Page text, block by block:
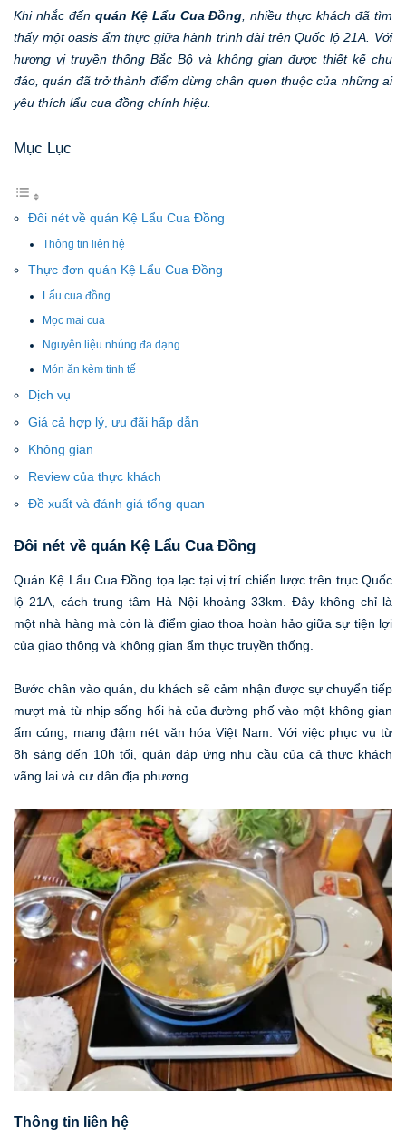
Khi nhắc đến quán Kệ Lẩu Cua Đồng , nhiều thực khách đã tìm
thấy một oasis ẩm thực giữa hành trình dài trên Quốc lộ 21A. Với
hương vị truyền thống Bắc Bộ và không gian được thiết kế chu
đáo, quán đã trở thành điểm dừng chân quen thuộc của những ai
yêu thích lẩu cua đồng chính hiệu.
Mục Lục
Đôi nét về quán Kệ Lẩu Cua Đồng
Thông tin liên hệ
Thực đơn quán Kệ Lẩu Cua Đồng
Lẩu cua đồng
Mọc mai cua
Nguyên liệu nhúng đa dạng
Món ăn kèm tinh tế
Dịch vụ
Giá cả hợp lý, ưu đãi hấp dẫn
Không gian
Review của thực khách
Đề xuất và đánh giá tổng quan
Đôi nét về quán Kệ Lẩu Cua Đồng
Quán Kệ Lẩu Cua Đồng tọa lạc tại vị trí chiến lược trên trục Quốc
lộ 21A, cách trung tâm Hà Nội khoảng 33km. Đây không chỉ là
một nhà hàng mà còn là điểm giao thoa hoàn hảo giữa sự tiện lợi
của giao thông và không gian ẩm thực truyền thống.
Bước chân vào quán, du khách sẽ cảm nhận được sự chuyển tiếp
mượt mà từ nhịp sống hối hả của đường phố vào một không gian
ấm cúng, mang đậm nét văn hóa Việt Nam. Với việc phục vụ từ
8h sáng đến 10h tối, quán đáp ứng nhu cầu của cả thực khách
vãng lai và cư dân địa phương.
Thông tin liên hệ